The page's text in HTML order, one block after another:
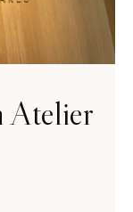
Atelier